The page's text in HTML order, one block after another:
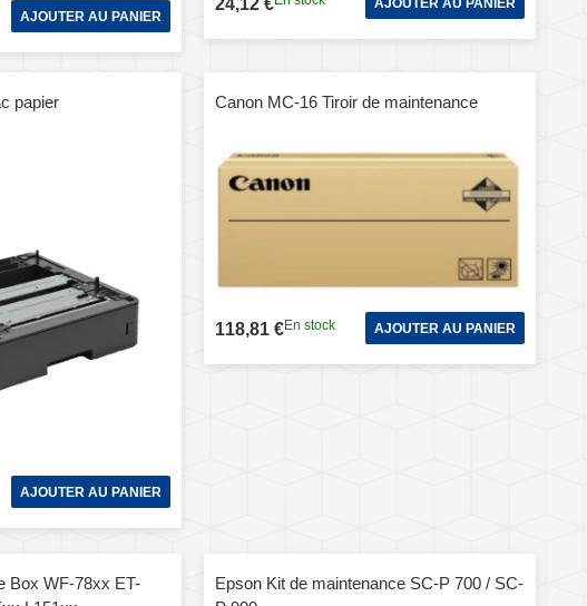
AJOUTER AU PANIER
24,12 € AJOUTER AU PANIER
papier
AJOUTER AU PANIER
Canon MC-16 Tiroir de maintenance
118,81 €En stock AJOUTER AU PANIER
Box WF-78xx ET-
Epson Kit de maintenance SC-P 700 / SC-